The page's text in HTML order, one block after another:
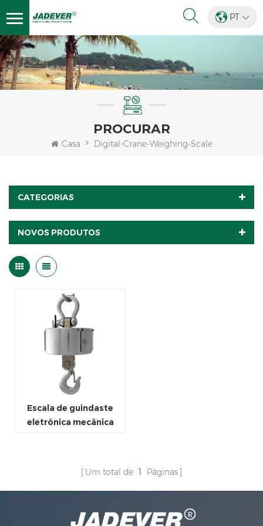
PT
PROCURAR
Casa Digital-Crane-Weighing-Scale
CATEGORIAS
NOVOS PRODUTOS
Escala de guindaste
eletrônica mecânica
Um total de 1 Páginas